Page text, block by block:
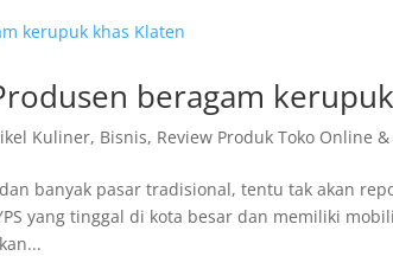
beragam
Kuliner, Bisnis, Review Produk Toko Online
banyak pasar tradisional, tentu tak akan
yang tinggal di kota besar dan memiliki